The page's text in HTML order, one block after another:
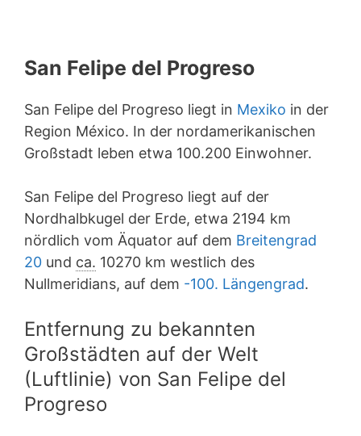
San Felipe del Progreso
San Felipe del Progreso liegt in Mexiko in der
Region México. In der nordamerikanischen
Großstadt leben etwa 100.200 Einwohner.
San Felipe del Progreso liegt auf der
Nordhalbkugel der Erde, etwa 2194 km
nördlich vom Äquator auf dem Breitengrad
20 und ca. 10270 km westlich des
Nullmeridians, auf dem -100. Längengrad.
Entfernung zu bekannten
Großstädten auf der Welt
(Luftlinie) von San Felipe del
Progreso